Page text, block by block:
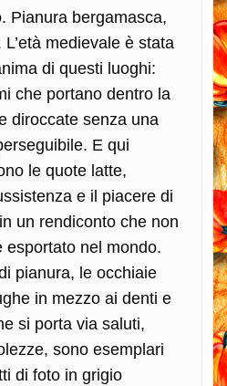
Pianura bergamasca,
medievale è stata
di questi luoghi:
che portano dentro la
diroccate senza una
E qui
le quote latte,
e il piacere di
un rendiconto che non
esportato nel mondo.
pianura, le occhiaie
in mezzo ai denti e
si porta via saluti,
sono esemplari
di foto in grigio